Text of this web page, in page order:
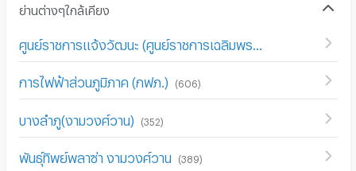
ย่านต่างๆใกล้เคียง
การไฟฟ้าส่วนภูมิภาค (กฟภ.) (606)
บางลำภู(งามวงศ์วาน) (352)
พันธุ์ทิพย์พลาซ่า งามวงศ์วาน (389)